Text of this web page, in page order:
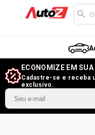
ECONOMIZE EM
Cadastre-se e receba
exclusivo.